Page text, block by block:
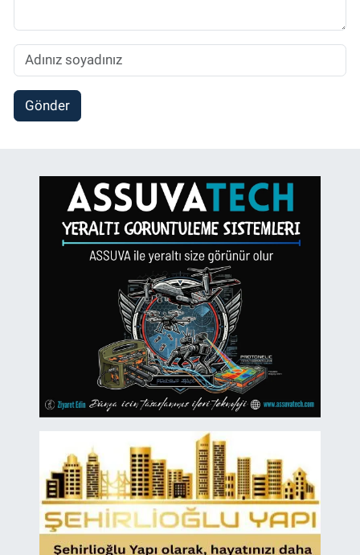
Gönder